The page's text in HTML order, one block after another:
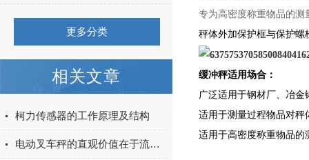
更多分类
相关文章
柯力传感器的工作原理及结构
电动叉车秤的直观价值在于流程简化
专为高密度称重物品的
秤体外加保护框与保护
缓冲秤适用场合 ：
广泛适用于钢材厂、冶
适用于测量过程物品对
适用于高密度称重物品的